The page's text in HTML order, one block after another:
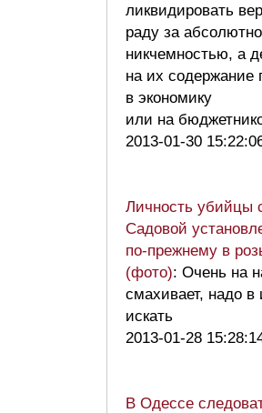
ликвидировать
раду за
никчемностью, а
на их содержание
в экономику
или на
2013-01-30
Личность убийцы
Садовой
по-прежнему в
(фото): Очень на
смахивает, надо в
искать
2013-01-28
В Одессе